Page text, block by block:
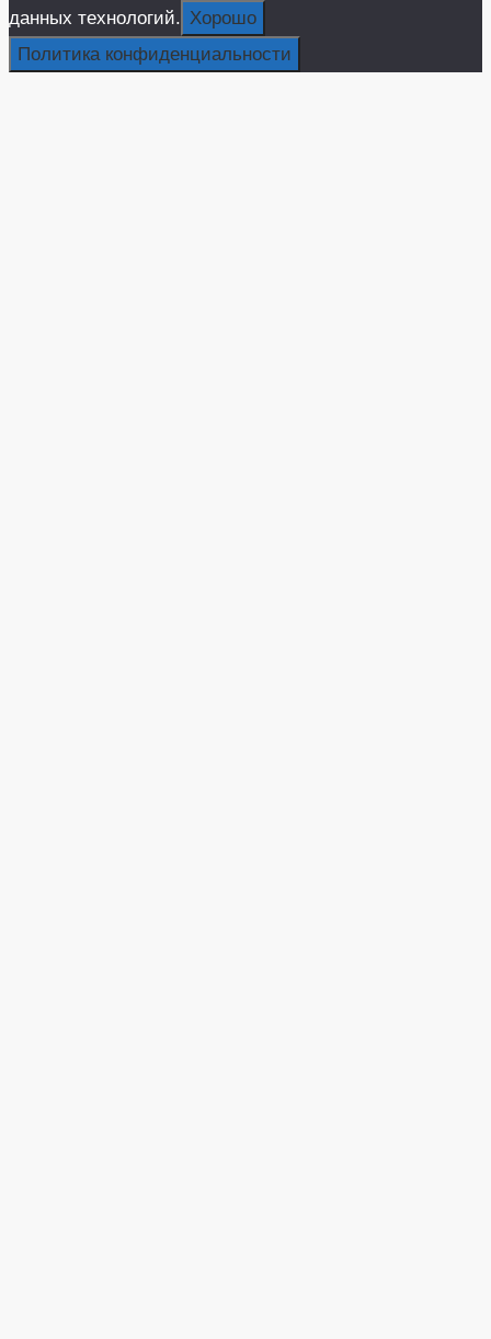
данных технологий. Хорошо
Политика конфиденциальности